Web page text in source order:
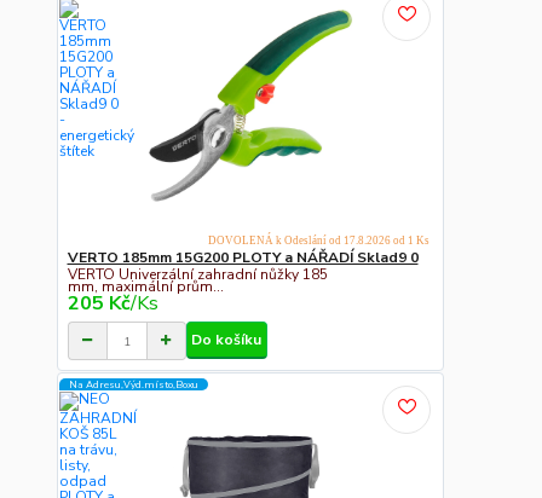
VERTO 185mm 15G200 PLOTY a NÁŘADÍ Sklad9 0
VERTO Univerzální zahradní nůžky 185
mm, maximální prům...
205 Kč/Ks
DOVOLENÁ k Odeslání od 17.8.2026 od 1 Ks
Do košíku
Na Adresu,Výd.místo,Boxu